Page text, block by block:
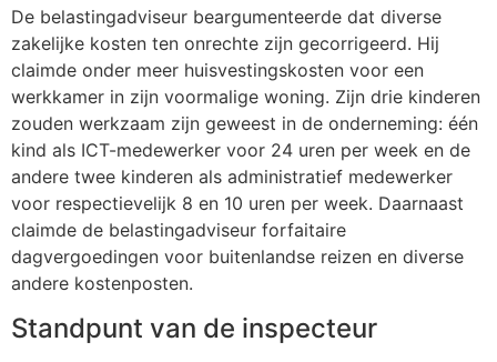
De belastingadviseur beargumenteerde dat diverse
zakelijke kosten ten onrechte zijn gecorrigeerd. Hij
claimde onder meer huisvestingskosten voor een
werkkamer in zijn voormalige woning. Zijn drie kinderen
zouden werkzaam zijn geweest in de onderneming: één
kind als ICT-medewerker voor 24 uren per week en de
andere twee kinderen als administratief medewerker
voor respectievelijk 8 en 10 uren per week. Daarnaast
claimde de belastingadviseur forfaitaire
dagvergoedingen voor buitenlandse reizen en diverse
andere kostenposten.
Standpunt van de inspecteur